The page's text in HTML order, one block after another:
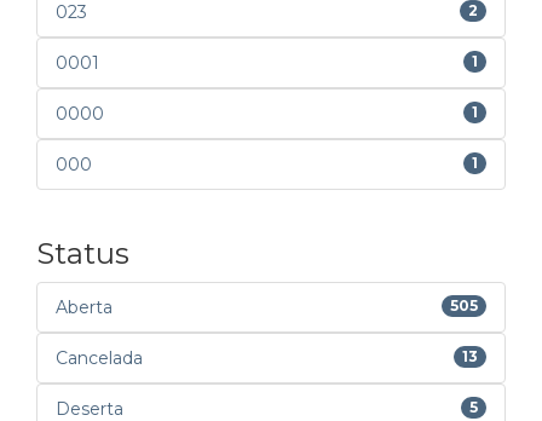
023 2
0001 1
0000 1
000 1
Status
Aberta 505
Cancelada 13
Deserta 5